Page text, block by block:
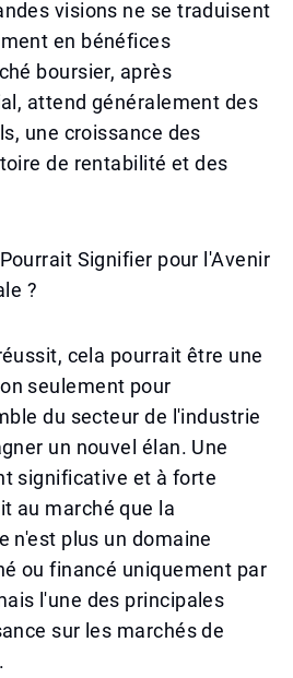
visions ne se traduisent
en bénéfices
boursier, après
attend généralement des
une croissance des
de rentabilité et des
Signifier pour l'Avenir
?
cela pourrait être une
seulement pour
du secteur de l'industrie
un nouvel élan. Une
significative et à forte
au marché que la
n'est plus un domaine
ou financé uniquement par
l'une des principales
sur les marchés de